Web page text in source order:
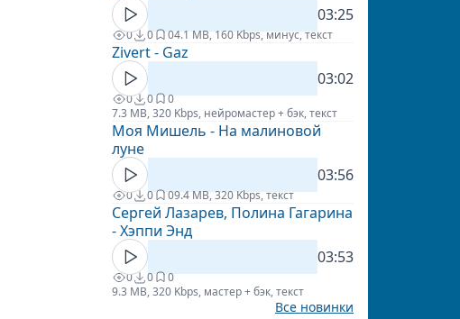
03:25
0 0 04.1 MB, 160 Kbps, минус, текст
Zivert - Gaz
03:02
0 0
0
7.3 MB, 320 Kbps, нейромастер + бэк, текст
Моя Мишель - На малиновой
луне
03:56
0 0 09.4 MB, 320 Kbps, текст
Сергей Лазарев, Полина Гагарина
- Хэппи Энд
03:53
0 0
0
9.3 MB, 320 Kbps, мастер + бэк, текст
Все новинки